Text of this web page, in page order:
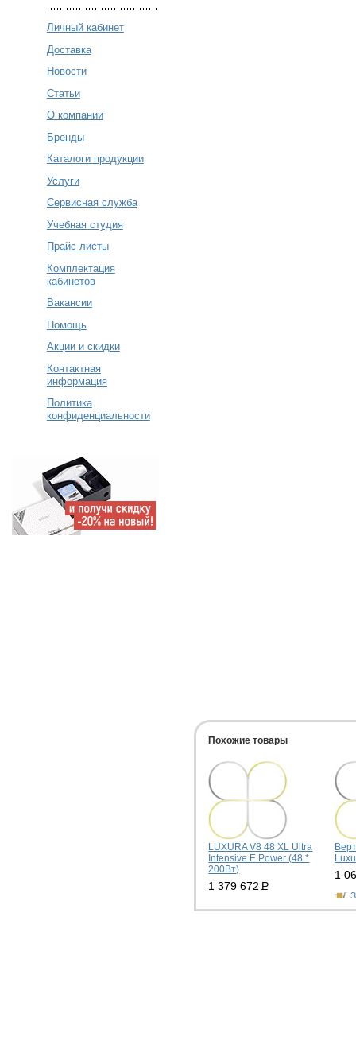
Личный кабинет
Доставка
Новости
Статьи
О компании
Бренды
Каталоги продукции
Услуги
Сервисная служба
Учебная студия
Прайс-листы
Комплектация
кабинетов
Вакансии
Помощь
Акции и скидки
Контактная
информация
Политика
конфиденциальности
Похожие товары
LUXURA V8 48 XL Ultra
Intensive E Power (48 *
200Вт)
1 379 672 Р
Заказать
1